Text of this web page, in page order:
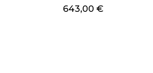
Prix
643,00 €